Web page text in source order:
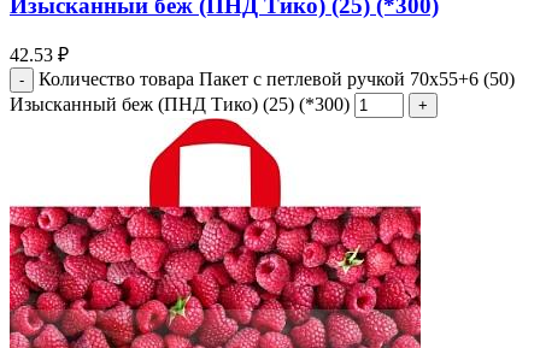
42.53 ₽
Количество товара Пакет с петлевой ручкой 70x55+6 (50)
Изысканный беж (ПНД Тико) (25) (*300)